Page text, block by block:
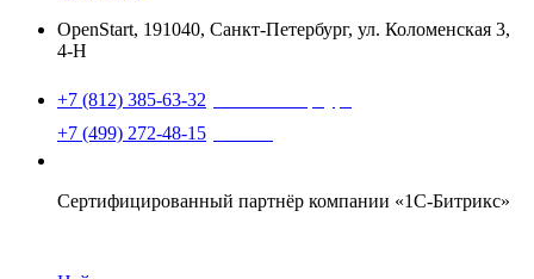
OpenStart, 191040, Санкт-Петербург, ул. Коломенская 3,
4-Н
+7 (812) 385-63-32
+7 (499) 272-48-15
Сертифицированный партнёр компании «1С-Битрикс»